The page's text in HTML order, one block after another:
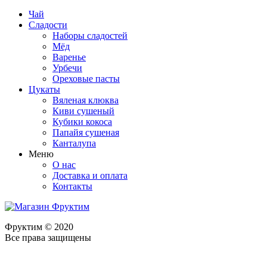
Чай
Сладости
Наборы сладостей
Мёд
Варенье
Урбечи
Ореховые пасты
Цукаты
Вяленая клюква
Киви сушеный
Кубики кокоса
Папайя сушеная
Канталупа
Меню
О нас
Доставка и оплата
Контакты
Фруктим © 2020
Все права защищены